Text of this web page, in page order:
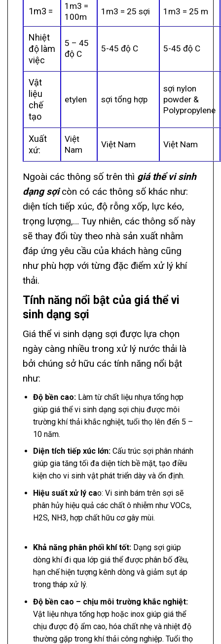
1m3 =
1m3 =
100m
1m3 = 25 sợi 1m3 = 25 m
Nhiệt
độ làm
việc
5 – 45
độ C
5-45 độ C 5-45 độ C
Vật
liệu
chế
tạo
etylen sợi tổng hợp
sợi nylon
powder &
Polypropylene
Xuất
xứ:
Việt
Nam
Việt Nam Việt Nam
Ngoài các thông số trên thì giá thể vi sinh
dạng sợicòn có các thông số khác như:
diện tích tiếp xúc, độ rỗng xốp, lực kéo,
trọng lượng,… Tuy nhiên, các thông số này
sẽ thay đổi tùy theo nhà sản xuất nhằm
đáp ứng yêu cầu của khách hàng cũng
như phù hợp với từng đặc điểm xử lý khí
thải.
Tính năng nổi bật của giá thể vi
sinh dạng sợi
Giá thể vi sinh dạng sợi được lựa chọn
ngày càng nhiều trong xử lý nước thải là
bởi chúng sở hữu các tính năng nổi bật
như:
Độ bền cao:Làm từ chất liệu nhựa tổng hợp
giúp giá thể vi sinh dạng sợi chịu được môi
trường khí thải khắc nghiệt, tuổi thọ lên đến 5 –
10 năm.
Diện tích tiếp xúc lớn:Cấu trúc sợi phân nhánh
giúp gia tăng tối đa diện tích bề mặt, tạo điều
kiện cho vi sinh vật phát triển dày và ổn định.
Hiệu suất xử lý cao: Vi sinh bám trên sợi sẽ
phân hủy hiệu quả các chất ô nhiễm như VOCs,
H2S, NH3, hợp chất hữu cơ gây mùi.
Khả năng phân phối khí tốt:Dạng sợi giúp
dòng khí đi qua lớp giá thể được phân bố đều,
hạn chế hiện tượng kênh dòng và giảm sụt áp
trong tháp xử lý.
Độ bền cao – chịu môi trường khắc nghiệt:
Vật liệu nhựa tổng hợp hoặc inox giúp giá thể
chịu được độ ẩm cao, hóa chất nhẹ và nhiệt độ
thường gặp trong khí thải công nghiệp. Tuổi thọ